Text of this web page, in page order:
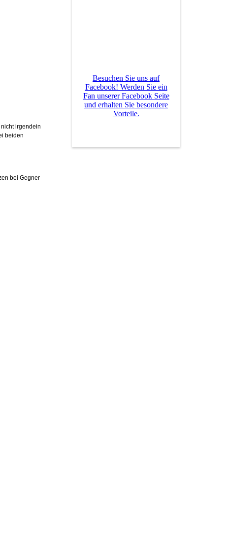
irgendein
beiden
bei Gegner
Besuchen Sie uns auf
Facebook! Werden Sie ein
Fan unserer Facebook Seite
und erhalten Sie besondere
Vorteile.